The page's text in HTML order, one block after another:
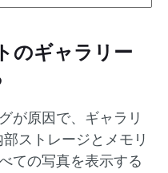
のギャラリー
が原因で、ギャラリ
ストレージとメモリ
ての写真を表示する